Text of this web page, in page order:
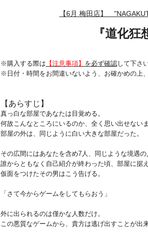
【6月 梅田店】
『道化狂
※購入する際は 【注意事項】 を必ず確認して下さい
※日付・時間をお間違いないよう、 お確かめの上
【あらすじ】
真っ白な部屋であなたは目覚める。
何故こんなところにいるのか、全く思い出せない
部屋の外は、同じように白い大きな部屋だった。
その広間にはあなたを含め7人、同じような境遇の
誰からともなく自己紹介が終わった頃、部屋に据
仮面をつけたその男はこう告げる。
「さて今からゲームをしてもらおう」
外に出られるのは僅かな人数だけ。
この悪質なゲームから、貴方は逃げ出すことが出